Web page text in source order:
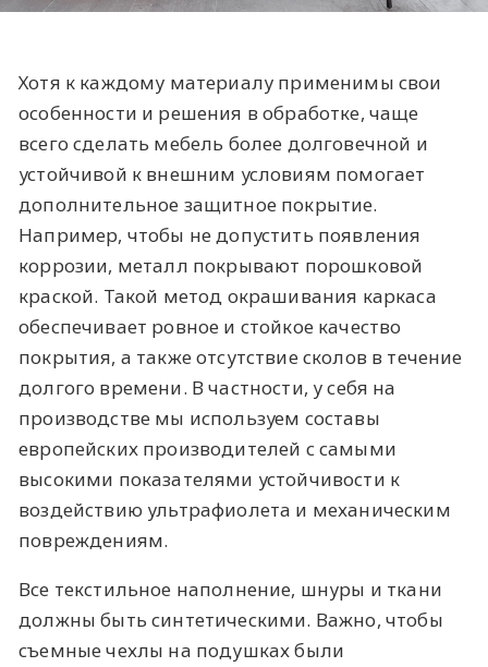
Хотя к каждому материалу применимы свои
особенности и решения в обработке, чаще
всего сделать мебель более долговечной и
устойчивой к внешним условиям помогает
дополнительное защитное покрытие.
Например, чтобы не допустить появления
коррозии, металл покрывают порошковой
краской. Такой метод окрашивания каркаса
обеспечивает ровное и стойкое качество
покрытия, а также отсутствие сколов в течение
долгого времени. В частности, у себя на
производстве мы используем составы
европейских производителей с самыми
высокими показателями устойчивости к
воздействию ультрафиолета и механическим
повреждениям.
Все текстильное наполнение, шнуры и ткани
должны быть синтетическими. Важно, чтобы
съемные чехлы на подушках были